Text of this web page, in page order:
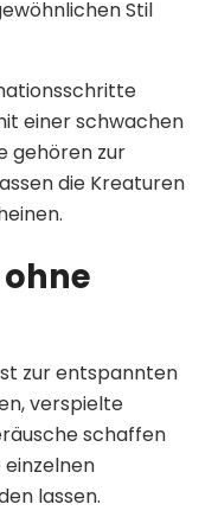
Stil
einer schwachen
gehören zur
die Kreaturen
zur entspannten
verspielte
schaffen
lassen.